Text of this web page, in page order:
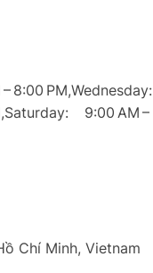
PM,Wednesday:
9:00 AM –
Chí Minh, Vietnam